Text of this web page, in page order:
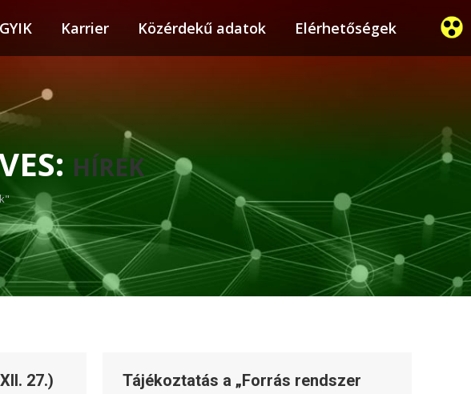
GYIK Karrier Közérdekű adatok Elérhetőségek
HÍREK
27.)
Tájékoztatás a „Forrás rendszer
GYIK Karrier Közérdekű adatok Elérhetőségek